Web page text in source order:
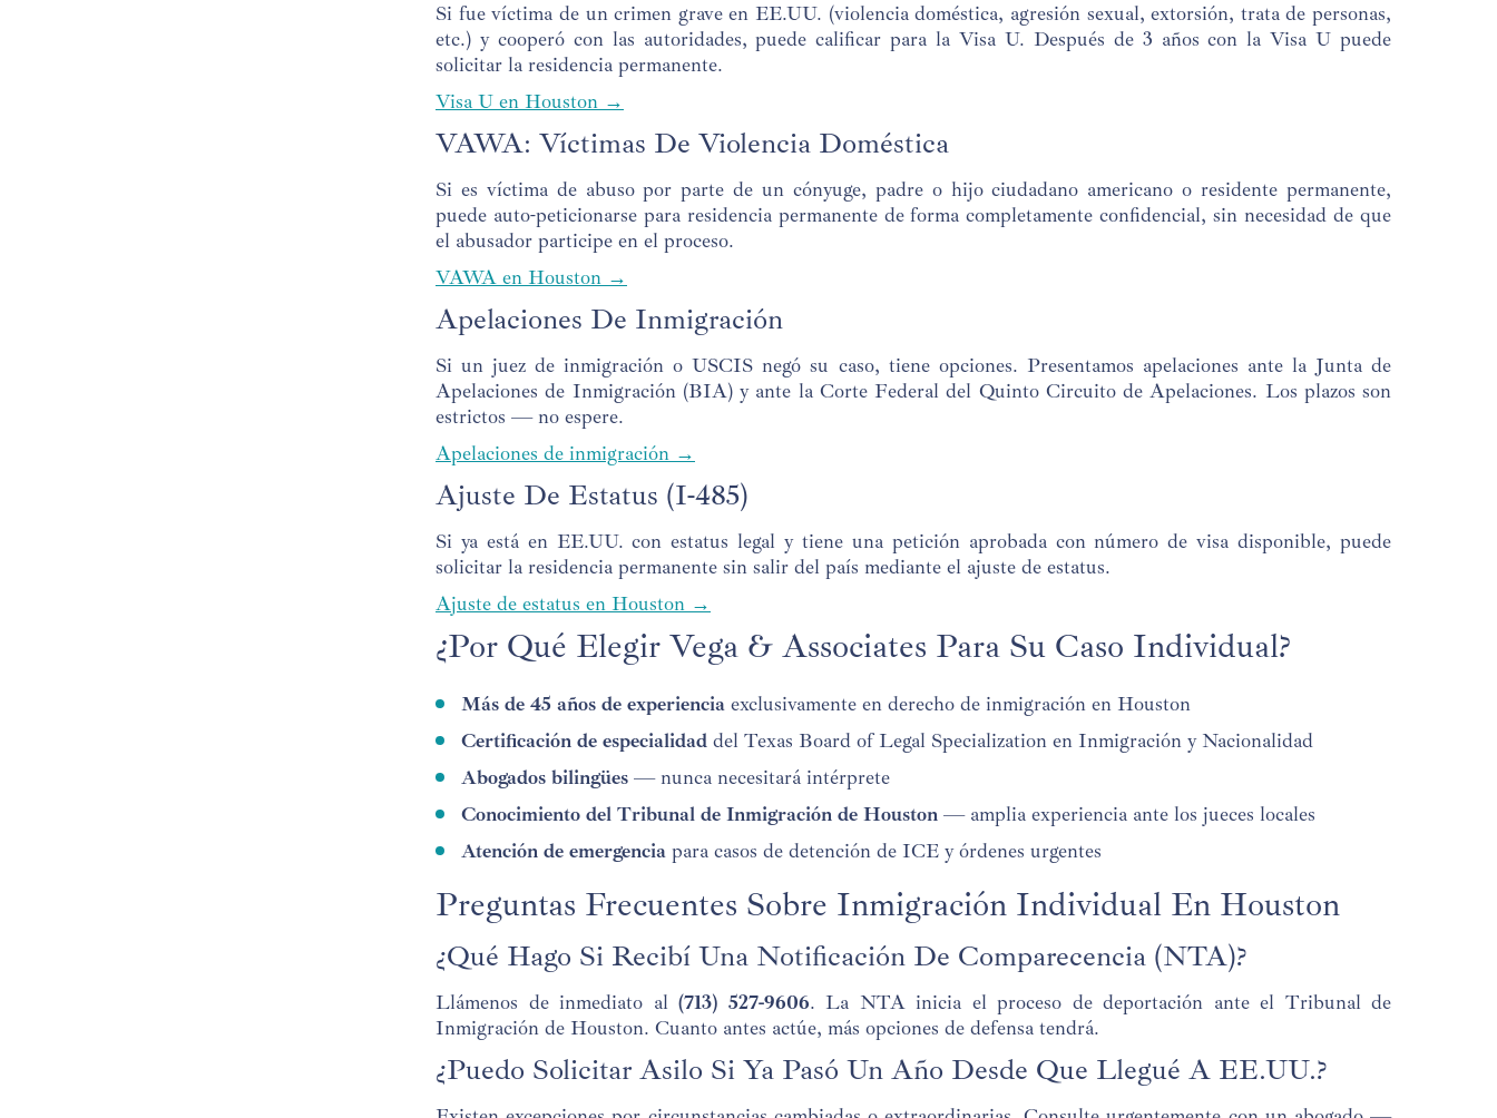
Si fue víctima de un crimen grave en EE.UU. (violencia doméstica, agresión sexual, extorsión, trata de personas,
etc.) y cooperó con las autoridades, puede calificar para la Visa U. Después de 3 años con la Visa U puede
solicitar la residencia permanente.
Visa U en Houston →
VAWA: Víctimas De Violencia Doméstica
Si es víctima de abuso por parte de un cónyuge, padre o hijo ciudadano americano o residente permanente,
puede auto-peticionarse para residencia permanente de forma completamente confidencial, sin necesidad de que
el abusador participe en el proceso.
VAWA en Houston →
Apelaciones De Inmigración
Si un juez de inmigración o USCIS negó su caso, tiene opciones. Presentamos apelaciones ante la Junta de
Apelaciones de Inmigración (BIA) y ante la Corte Federal del Quinto Circuito de Apelaciones. Los plazos son
estrictos — no espere.
Apelaciones de inmigración →
Ajuste De Estatus (I-485)
Si ya está en EE.UU. con estatus legal y tiene una petición aprobada con número de visa disponible, puede
solicitar la residencia permanente sin salir del país mediante el ajuste de estatus.
Ajuste de estatus en Houston →
¿Por Qué Elegir Vega & Associates Para Su Caso Individual?
Más de 45 años de experiencia exclusivamente en derecho de inmigración en Houston
Certificación de especialidad del Texas Board of Legal Specialization en Inmigración y Nacionalidad
Abogados bilingües — nunca necesitará intérprete
Conocimiento del Tribunal de Inmigración de Houston — amplia experiencia ante los jueces locales
Atención de emergencia para casos de detención de ICE y órdenes urgentes
Preguntas Frecuentes Sobre Inmigración Individual En Houston
¿Qué Hago Si Recibí Una Notificación De Comparecencia (NTA)?
Llámenos de inmediato al (713) 527-9606. La NTA inicia el proceso de deportación ante el Tribunal de
Inmigración de Houston. Cuanto antes actúe, más opciones de defensa tendrá.
¿Puedo Solicitar Asilo Si Ya Pasó Un Año Desde Que Llegué A EE.UU.?